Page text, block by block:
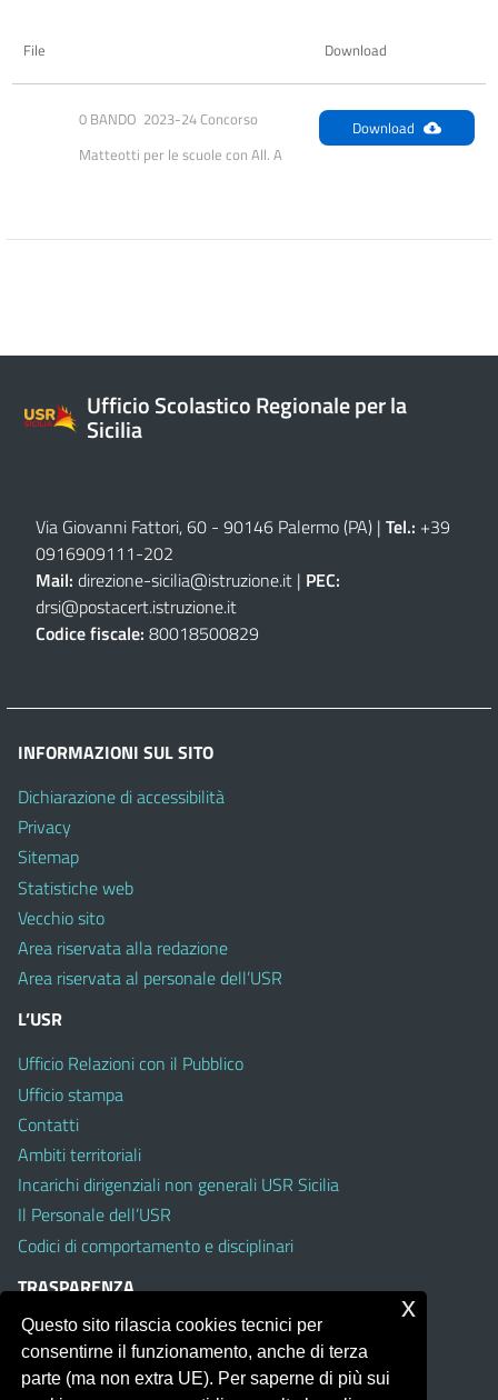
File Download
0 BANDO  2023-24 Concorso
Matteotti per le scuole con All. A
Download
Ufficio Scolastico Regionale per la
Sicilia
Via Giovanni Fattori, 60 - 90146 Palermo (PA) | Tel.: +39
0916909111-202
Mail: direzione-sicilia@istruzione.it | PEC:
drsi@postacert.istruzione.it
Codice fiscale: 80018500829
INFORMAZIONI SUL SITO
Dichiarazione di accessibilità
Privacy
Sitemap
Statistiche web
Vecchio sito
Area riservata alla redazione
Area riservata al personale dell’USR
L’USR
Ufficio Relazioni con il Pubblico
Ufficio stampa
Contatti
Ambiti territoriali
Incarichi dirigenziali non generali USR Sicilia
Il Personale dell’USR
Codici di comportamento e disciplinari
TRASPARENZA
Albo on line
Amministrazione Trasparente
Pubblici proclami
Questo sito rilascia cookies tecnici per
consentirne il funzionamento, anche di terza
parte (ma non extra UE). Per saperne di più sui
x